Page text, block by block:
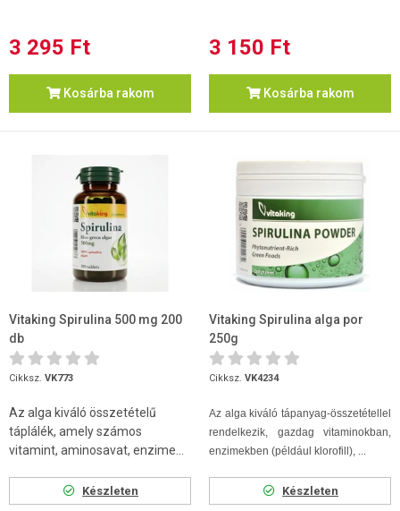
3 295 Ft
Kosárba rakom
3 150 Ft
Kosárba rakom
Vitaking Spirulina 500 mg 200
db
Cikksz. VK773
Az alga kiváló összetételű
táplálék, amely számos
vitamint, aminosavat, enzime...
Készleten
Vitaking Spirulina alga por
250g
Cikksz. VK4234
Az alga kiváló tápanyag-összetétellel
rendelkezik, gazdag vitaminokban,
enzimekben (például klorofill), ...
Készleten